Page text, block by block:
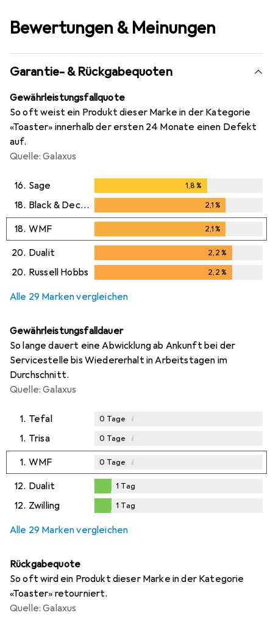
Bewertungen & Meinungen
Garantie- & Rückgabequoten
Gewährleistungsfallquote
So oft weist ein Produkt dieser Marke in der Kategorie
«Toaster» innerhalb der ersten 24 Monate einen Defekt
auf.
Quelle: Galaxus
16. Sage 1,8%
18. Black & Decker 2,1%
18. WMF 2,1%
20. Dualit 2,2%
20. Russell Hobbs 2,2%
Alle 29 Marken vergleichen
Gewährleistungsfalldauer
So lange dauert eine Abwicklung ab Ankunft bei der
Servicestelle bis Wiedererhalt in Arbeitstagen im
Durchschnitt.
Quelle: Galaxus
1. Tefal 0 Tage i
1. Trisa 0 Tage i
1. WMF 0 Tage i
12. Dualit
Tag
1 Tag
12. Zwilling 1 Tag
Alle 29 Marken vergleichen
Rückgabequote
So oft wird ein Produkt dieser Marke in der Kategorie
«Toaster» retourniert.
Quelle: Galaxus